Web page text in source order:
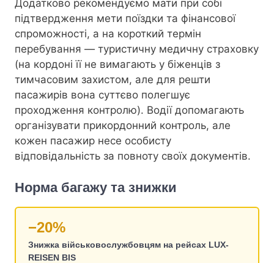
Додатково рекомендуємо мати при собі
підтвердження мети поїздки та фінансової
спроможності, а на короткий термін
перебування — туристичну медичну страховку
(на кордоні її не вимагають у біженців з
тимчасовим захистом, але для решти
пасажирів вона суттєво полегшує
проходження контролю). Водії допомагають
організувати прикордонний контроль, але
кожен пасажир несе особисту
відповідальність за повноту своїх документів.
Норма багажу та знижки
−20%
Знижка військовослужбовцям на рейсах LUX-
REISEN BIS